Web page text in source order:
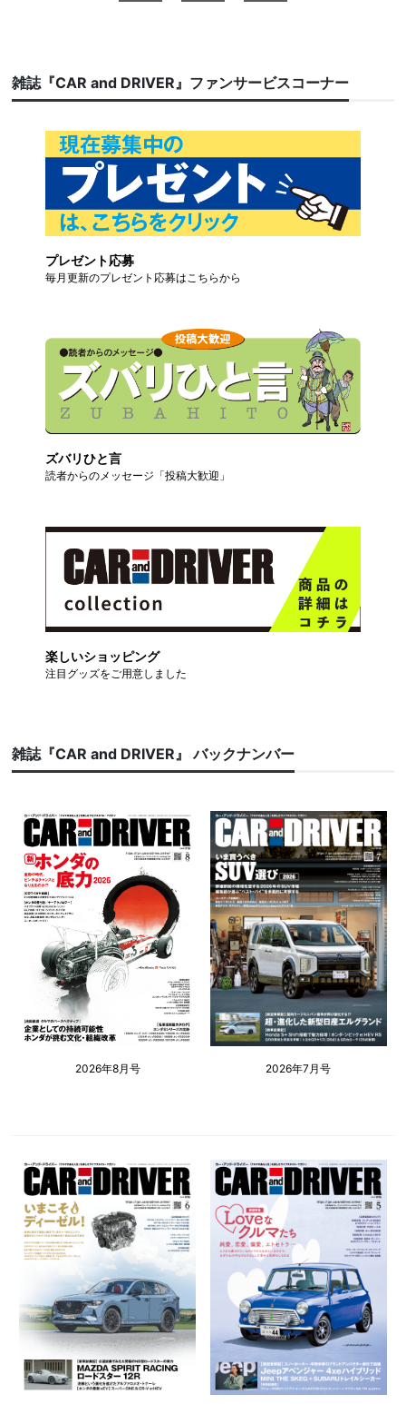
雑誌『CAR and DRIVER』ファンサービスコーナー
プレゼント応募
毎月更新のプレゼント応募はこちらから
ズバリひと言
読者からのメッセージ「投稿大歓迎」
楽しいショッピング
注目グッズをご用意しました
雑誌『CAR and DRIVER』 バックナンバー
2026年8月号 2026年7月号